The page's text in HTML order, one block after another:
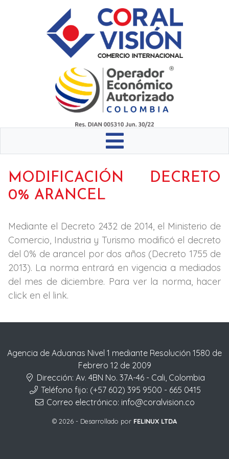
MODIFICACIÓN DECRETO
0% ARANCEL
Mediante el Decreto 2432 de 2014, el Ministerio de
Comercio, Industria y Turismo modificó el decreto
del 0% de arancel por dos años (Decreto 1755 de
2013). La norma entrará en vigencia a mediados
del mes de diciembre. Para ver la norma, hacer
click en el link.
Agencia de Aduanas Nivel 1 mediante Resolución 1580 de
Febrero 12 de 2009
Dirección: Av. 4BN No. 37A-46 - Cali, Colombia
Teléfono fijo: (+57 602) 395 9500 - 665 0415
Correo electrónico: info@coralvision.co
© 2026 - Desarrollado por FELINUX LTDA